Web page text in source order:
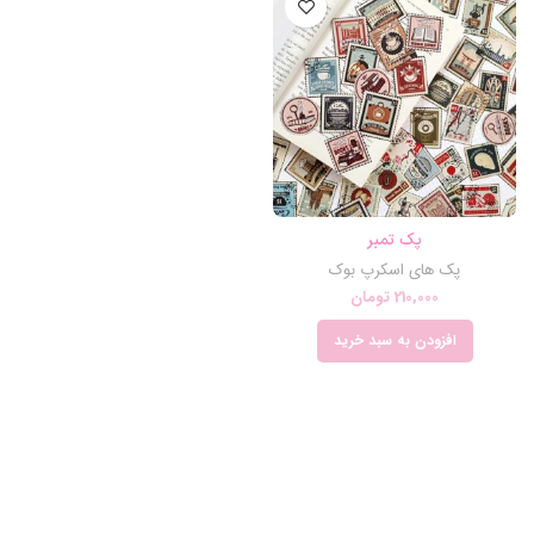
پک تمبر
پک های اسکرپ بوک
210,000تومان
افزودن به سبد خرید